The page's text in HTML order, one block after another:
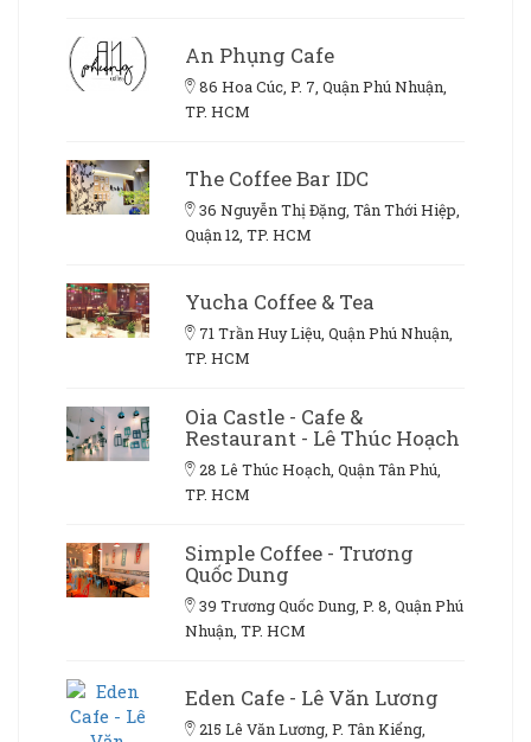
An Phụng Cafe
86 Hoa Cúc, P. 7, Quận Phú Nhuận,
TP. HCM
The Coffee Bar IDC
36 Nguyễn Thị Đặng, Tân Thới Hiệp,
Quận 12, TP. HCM
Yucha Coffee & Tea
71 Trần Huy Liệu, Quận Phú Nhuận,
TP. HCM
Oia Castle - Cafe &
Restaurant - Lê Thúc Hoạch
28 Lê Thúc Hoạch, Quận Tân Phú,
TP. HCM
Simple Coffee - Trương
Quốc Dung
39 Trương Quốc Dung, P. 8, Quận Phú
Nhuận, TP. HCM
Eden Cafe - Lê Văn Lương
215 Lê Văn Lương, P. Tân Kiểng,